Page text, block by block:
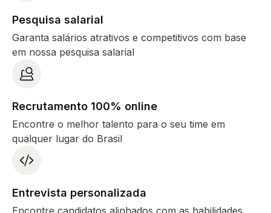
Pesquisa salarial
Garanta salários atrativos e competitivos com base
em nossa pesquisa salarial
Recrutamento 100% online
Encontre o melhor talento para o seu time em
qualquer lugar do Brasil
Entrevista personalizada